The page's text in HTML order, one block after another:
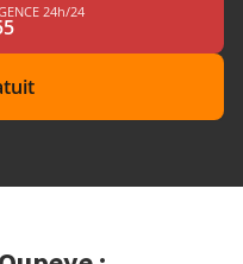
24h/24